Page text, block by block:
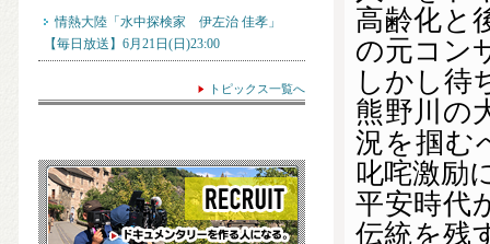
高齢化と
の元コン
しかし待
熊野川の
況を掴む
叱咤激励
平安時代
伝統を残
情熱大陸「水中探検家 伊左治 佳孝」
【毎日放送】6月21日(日)23:00
トピックス一覧へ